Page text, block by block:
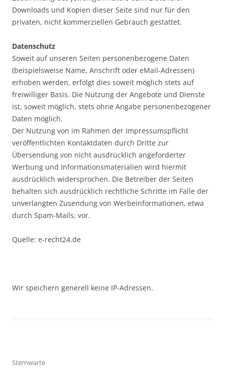
Downloads und Kopien dieser Seite sind nur für den
privaten, nicht kommerziellen Gebrauch gestattet.
Datenschutz
Soweit auf unseren Seiten personenbezogene Daten
(beispielsweise Name, Anschrift oder eMail-Adressen)
erhoben werden, erfolgt dies soweit möglich stets auf
freiwilliger Basis. Die Nutzung der Angebote und Dienste
ist, soweit möglich, stets ohne Angabe personenbezogener
Daten möglich.
Der Nutzung von im Rahmen der Impressumspflicht
veröffentlichten Kontaktdaten durch Dritte zur
Übersendung von nicht ausdrücklich angeforderter
Werbung und Informationsmaterialien wird hiermit
ausdrücklich widersprochen. Die Betreiber der Seiten
behalten sich ausdrücklich rechtliche Schritte im Falle der
unverlangten Zusendung von Werbeinformationen, etwa
durch Spam-Mails, vor.
Quelle: e-recht24.de
Wir speichern generell keine IP-Adressen.
Sternwarte